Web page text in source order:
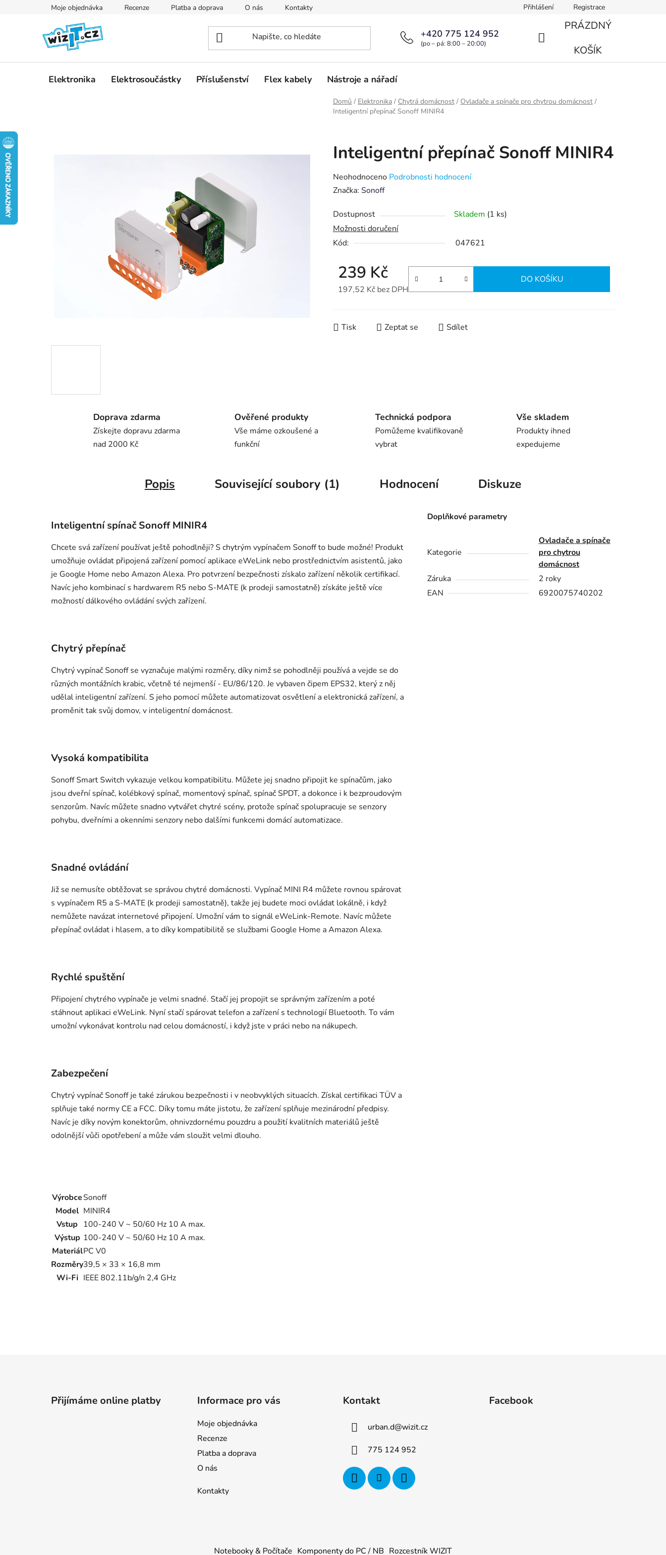
Moje objednávka Recenze Platba a doprava O nás Kontakty Přihlášení Registrace
+420 775 124 952
(po – pá: 8:00 – 20:00)
NÁKUPNÍ
PRÁZDNÝ
KOŠÍK
Elektronika Elektrosoučástky Příslušenství Flex kabely Nástroje a nářadí
Domů / Elektronika / Chytrá domácnost / Ovladače a spínače pro chytrou domácnost /
Inteligentní přepínač Sonoff MINIR4
Inteligentní přepínač Sonoff MINIR4
Průměrné
hodnocení
je
0,0
z
hvězdiček.
Neohodnoceno Podrobnosti hodnocení
Značka: Sonoff
Dostupnost Skladem (1 ks)
Možnosti doručení
Kód:
047621
239 Kč
197,52 Kč bez DPH
DO KOŠÍKU
Tisk Zeptat se Sdílet
Doprava zdarma
Získejte dopravu zdarma
nad 2000 Kč
Ověřené produkty
Vše máme ozkoušené a
funkční
Technická podpora
Pomůžeme kvalifikovaně
vybrat
Vše skladem
Produkty ihned
expedujeme
Popis Související soubory (1) Hodnocení Diskuze
Inteligentní spínač Sonoff MINIR4
Chcete svá zařízení používat ještě pohodlněji? S chytrým vypínačem Sonoff to bude možné! Produkt
umožňuje ovládat připojená zařízení pomocí aplikace eWeLink nebo prostřednictvím asistentů, jako
je Google Home nebo Amazon Alexa. Pro potvrzení bezpečnosti získalo zařízení několik certifikací.
Navíc jeho kombinací s hardwarem R5 nebo S-MATE (k prodeji samostatně) získáte ještě více
možností dálkového ovládání svých zařízení.
Chytrý přepínač
Chytrý vypínač Sonoff se vyznačuje malými rozměry, díky nimž se pohodlněji používá a vejde se do
různých montážních krabic, včetně té nejmenší - EU/86/120. Je vybaven čipem EPS32, který z něj
udělal inteligentní zařízení. S jeho pomocí můžete automatizovat osvětlení a elektronická zařízení, a
proměnit tak svůj domov, v inteligentní domácnost.
Vysoká kompatibilita
Sonoff Smart Switch vykazuje velkou kompatibilitu. Můžete jej snadno připojit ke spínačům, jako
jsou dveřní spínač, kolébkový spínač, momentový spínač, spínač SPDT, a dokonce i k bezproudovým
senzorům. Navíc můžete snadno vytvářet chytré scény, protože spínač spolupracuje se senzory
pohybu, dveřními a okenními senzory nebo dalšími funkcemi domácí automatizace.
Snadné ovládání
Již se nemusíte obtěžovat se správou chytré domácnosti. Vypínač MINI R4 můžete rovnou spárovat
s vypínačem R5 a S-MATE (k prodeji samostatně), takže jej budete moci ovládat lokálně, i když
nemůžete navázat internetové připojení. Umožní vám to signál eWeLink-Remote. Navíc můžete
přepínač ovládat i hlasem, a to díky kompatibilitě se službami Google Home a Amazon Alexa.
Rychlé spuštění
Připojení chytrého vypínače je velmi snadné. Stačí jej propojit se správným zařízením a poté
stáhnout aplikaci eWeLink. Nyní stačí spárovat telefon a zařízení s technologií Bluetooth. To vám
umožní vykonávat kontrolu nad celou domácností, i když jste v práci nebo na nákupech.
Zabezpečení
Chytrý vypínač Sonoff je také zárukou bezpečnosti i v neobvyklých situacích. Získal certifikaci TÜV a
splňuje také normy CE a FCC. Díky tomu máte jistotu, že zařízení splňuje mezinárodní předpisy.
Navíc je díky novým konektorům, ohnivzdornému pouzdru a použití kvalitních materiálů ještě
odolnější vůči opotřebení a může vám sloužit velmi dlouho.
VýrobceSonoff
Model MINIR4
Vstup
100-240 V ~ 50/60 Hz 10 A max.
Výstup 100-240 V ~ 50/60 Hz 10 A max.
MateriálPC V0
Rozměry39,5 × 33 × 16,8 mm
Wi-Fi IEEE 802.11b/g/n 2,4 GHz
Doplňkové parametry
Kategorie
Ovladače a spínače
pro chytrou
domácnost
Záruka
2 roky
EAN
6920075740202
Přijímáme online platby Informace pro vás
Moje objednávka
Recenze
Platba a doprava
O nás
Kontakty
Kontakt
urban.d@wizit.cz
775 124 952
Facebook
Notebooky & Počítače Komponenty do PC / NB Rozcestník WIZIT